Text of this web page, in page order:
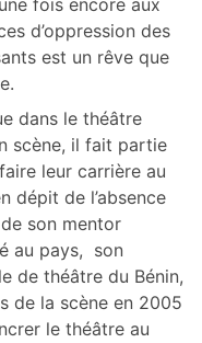
fois encore aux
d’oppression des
est un rêve que
dans le théâtre
scène, il fait partie
leur carrière au
dépit de l’absence
son mentor
au pays, son
de théâtre du Bénin,
de la scène en 2005
le théâtre au